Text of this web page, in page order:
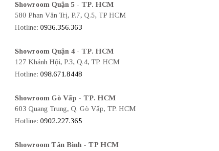
Showroom Quận 5 - TP. HCM
580 Phan Văn Trị, P.7, Q.5, TP HCM
Hotline: 0936.356.363
Showroom Quận 4 - TP. HCM
127 Khánh Hội, P.3, Q.4, TP. HCM
Hotline: 098.671.8448
Showroom Gò Vấp - TP. HCM
603 Quang Trung, Q. Gò Vấp, TP. HCM
Hotline: 0902.227.365
Showroom Tân Bình - TP HCM